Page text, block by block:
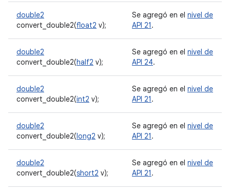
double2
convert_double2(float2 v);
Se agregó en el nivel de
API 21.
double2
convert_double2(half2 v);
Se agregó en el nivel de
API 24.
double2
convert_double2(int2 v);
Se agregó en el nivel de
API 21.
double2
convert_double2(long2 v);
Se agregó en el nivel de
API 21.
double2
convert_double2(short2 v);
Se agregó en el nivel de
API 21.